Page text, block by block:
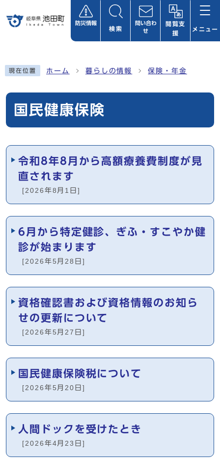
防災情報
検索
問い合わ
せ
閲覧支
援
メニュー
現在位置 ホーム 暮らしの情報 保険・年金
国民健康保険
メインメニュー
令和8年8月から高額療養費制度が見
直されます
[2026年8月1日]
6月から特定健診、ぎふ・すこやか健
診が始まります
[2026年5月28日]
資格確認書および資格情報のお知ら
せの更新について
[2026年5月27日]
国民健康保険税について
[2026年5月20日]
人間ドックを受けたとき
[2026年4月23日]